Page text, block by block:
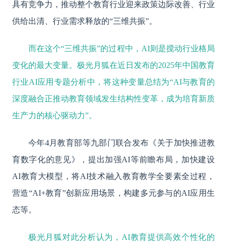
具有竞争力，推动整个教育行业迎来政策边际改善、行业
供给出清、行业需求释放的“三维共振”。
而在这个“三维共振”的过程中，AI则是搅动行业格局
变化的最大变量。极光月狐在近日发布的2025年中国教育
行业AI应用专题分析中，将这种变量总结为“AI与教育的
深度融合正推动教育领域发生结构性变革，成为培育新质
生产力的核心驱动力”。
今年4月教育部等九部门联合发布《关于加快推进教
育数字化的意见》，提出加强AI等前瞻布局，加快建设
AI教育大模型，将AI技术融入教育教学全要素全过程，
营造“AI+教育”创新应用场景，构建多元参与的AI应用生
态等。
极光月狐对此分析认为，AI教育提供高效个性化的